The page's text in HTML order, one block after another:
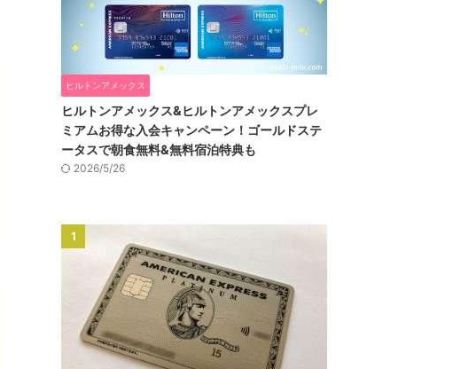
ヒルトンアメックス
ヒルトンアメックス&ヒルトンアメックスプレ
ミアムお得な入会キャンペーン！ゴールドステ
ータスで朝食無料&無料宿泊特典も
2026/5/26
1